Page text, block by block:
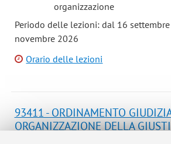
organizzazione
Periodo delle lezioni: dal 16
novembre 2026
Orario delle lezioni
93411 - ORDINAMENTO
ORGANIZZAZIONE DELLA